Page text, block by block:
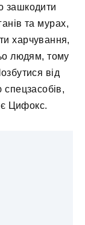
зашкодити
та мурах,
харчування,
людям, тому
від
Цифокс.